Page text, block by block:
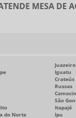
MESA DE
Iguatu
Crateús
Russas
São
Itapajé
do Norte Ipu